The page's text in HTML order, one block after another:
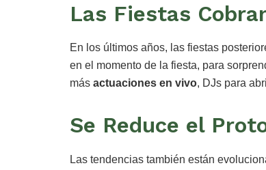
Las Fiestas
En los últimos años, las fiestas
en el momento de la fiesta, para
más actuaciones en vivo, DJs para
Se Reduce el
Las tendencias también están